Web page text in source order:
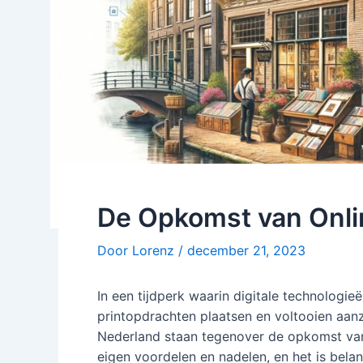
De Opkomst van
Door Lorenz / december 21, 2023
In een tijdperk waarin digitale
printopdrachten plaatsen en voltooien
Nederland staan tegenover de opkomst
eigen voordelen en nadelen, en het is